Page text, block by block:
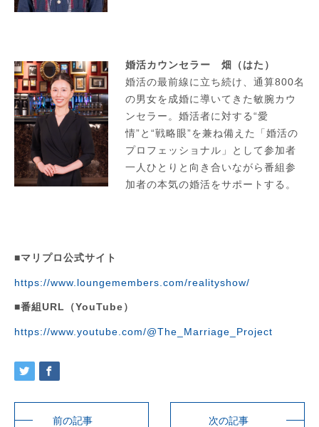
婚活カウンセラー 畑（はた）
婚活の最前線に立ち続け、通算800名
の男女を成婚に導いてきた敏腕カウ
ンセラー。婚活者に対する“愛
情”と“戦略眼”を兼ね備えた「婚活の
プロフェッショナル」として参加者
一人ひとりと向き合いながら番組参
加者の本気の婚活をサポートする。
■マリプロ公式サイト
https://www.loungemembers.com/realityshow/
■番組URL（YouTube）
https://www.youtube.com/@The_Marriage_Project
前の記事 次の記事